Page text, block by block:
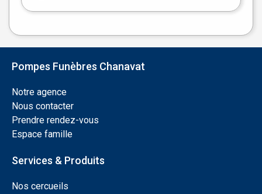
Pompes Funèbres Chanavat
Notre agence
Nous contacter
Prendre rendez-vous
Espace famille
Services & Produits
Nos cercueils